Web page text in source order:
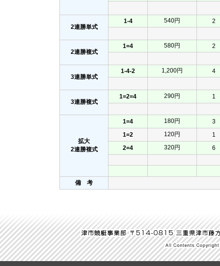
2連勝単式
1-4 540円 2
2連勝複式
1=4 580円 2
3連勝単式
1-4-2 1,200円 4
3連勝複式
1=2=4 290円 1
拡大
2連勝複式
1=4 180円
3
1=2
120円
1
2=4
320円 6
備 考